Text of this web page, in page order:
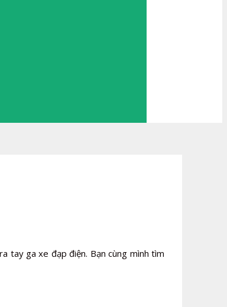
tay ga xe đạp điện. Bạn cùng mình tìm